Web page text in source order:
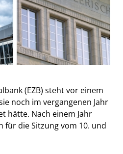
(EZB) steht vor einem
noch im vergangenen Jahr
hätte. Nach einem Jahr
für die Sitzung vom 10. und